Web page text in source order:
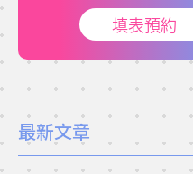
填表預約
最新文章